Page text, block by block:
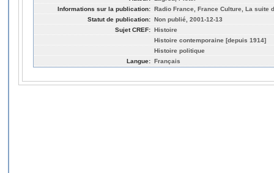
Informations sur la publication: Radio France, France Culture, La suite
Statut de publication: Non publié, 2001-12-13
Sujet CREF: Histoire
Histoire contemporaine [depuis 1914]
Histoire politique
Langue: Français